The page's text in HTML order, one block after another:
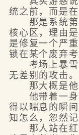
统之前，而是
那是系统第
核心区，理由
是修复一个严
锁在某个废弃考
考场上暴雪
无差别的攻击。
那大概是他
他带着一身
得以喘息的瞬
知怎么，忽然
那人站在红